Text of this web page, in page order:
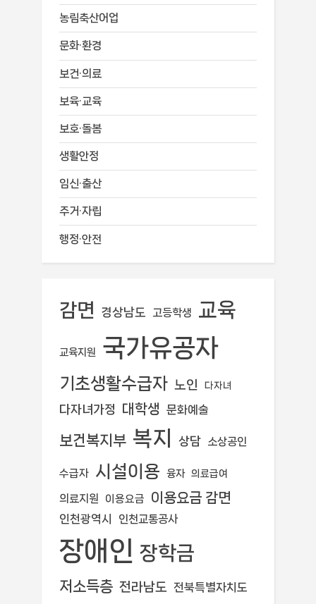
농림축산어업
문화·환경
보건·의료
보육·교육
보호·돌봄
생활안정
임신·출산
주거·자립
행정·안전
감면 경상남도 고등학생 교육
교육지원 국가유공자
기초생활수급자 노인 다자녀
다자녀가정 대학생 문화예술
보건복지부 복지 상담 소상공인
수급자 시설이용 융자 의료급여
의료지원 이용요금 이용요금 감면
인천광역시 인천교통공사
장애인 장학금
저소득층 전라남도 전북특별자치도